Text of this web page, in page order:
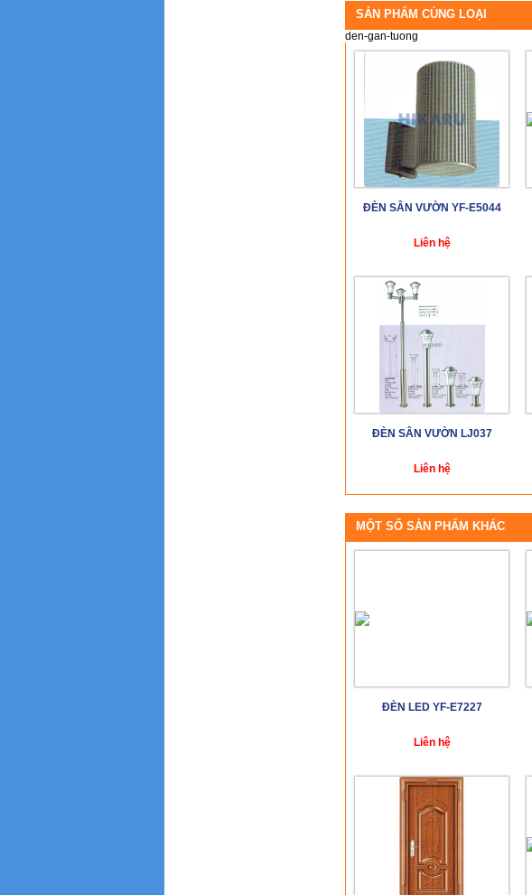
SẢN PHẨM CÙNG LOẠI
den-gan-tuong
ĐÈN SÂN VƯỜN YF-E5044
Liên hệ
ĐÈN SÂN VƯỜN LJ037
Liên hệ
MỘT SỐ SẢN PHẨM KHÁC
ĐÈN LED YF-E7227
Liên hệ